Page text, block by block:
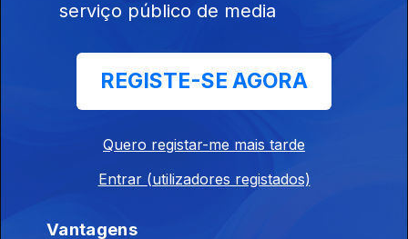
27 jul. 2026
Só não vê quem não quer: isto hoje foi sobre séries e o
eclipse solar de 12 de agosto. Ah! E um belo snack para
Manhãs geográficas
A Andreia e o Alexandre descobriram uma biblioteca que fica
serviço público de media
REGISTE-SE AGORA
Quero registar-me mais tarde
Entrar (utilizadores registados)
Vantagens